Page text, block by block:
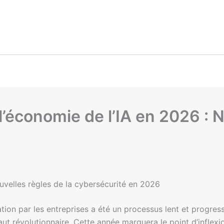
de l’IA en 2026 :
règles de la cybersécurité en 2026
par les entreprises a été un processus lent et
révolutionnaire. Cette année marquera le point